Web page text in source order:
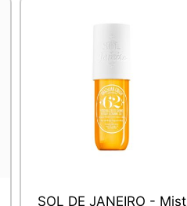
SOL DE JANEIRO - Mist